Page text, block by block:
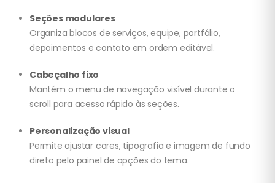
Seções modulares
Organiza blocos de serviços, equipe, portfólio,
depoimentos e contato em ordem editável.
Cabeçalho fixo
Mantém o menu de navegação visível durante o
scroll para acesso rápido às seções.
Personalização visual
Permite ajustar cores, tipografia e imagem de fundo
direto pelo painel de opções do tema.